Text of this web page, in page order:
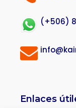
(+506)
Enlaces